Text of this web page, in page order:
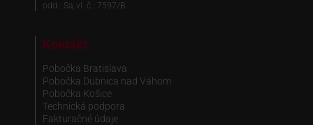
odd.: Sa, vl. č.: 7597/B
Kontakt
Pobočka Bratislava
Pobočka Dubnica nad Váhom
Pobočka Košice
Technická podpora
Fakturačné údaje